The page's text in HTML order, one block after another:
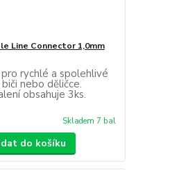
Line Connector 1,0mm
rychlé a spolehlivé
nebo děličce.
obsahuje 3ks.
Skladem 7 bal
do košíku